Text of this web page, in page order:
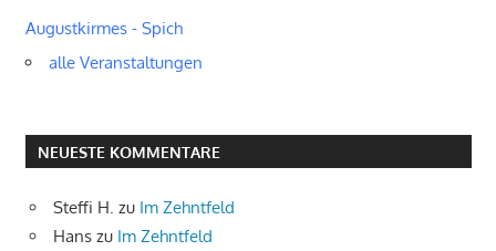
Augustkirmes - Spich
alle Veranstaltungen
NEUESTE KOMMENTARE
Steffi H. zu Im Zehntfeld
Hans zu Im Zehntfeld